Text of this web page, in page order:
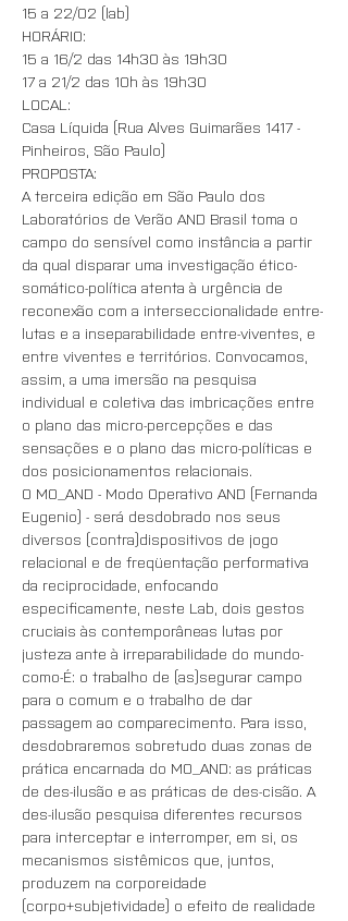
15 a 22/02 (lab)
HORÁRIO:
15 a 16/2 das 14h30 às 19h30
17 a 21/2 das 10h às 19h30
LOCAL:
Casa Líquida (Rua Alves Guimarães 1417 -
Pinheiros, São Paulo)
PROPOSTA:
A terceira edição em São Paulo dos
Laboratórios de Verão AND Brasil toma o
campo do sensível como instância a partir
da qual disparar uma investigação ético-
somático-política atenta à urgência de
reconexão com a interseccionalidade entre-
lutas e a inseparabilidade entre-viventes, e
entre viventes e territórios. Convocamos,
assim, a uma imersão na pesquisa
individual e coletiva das imbricações entre
o plano das micro-percepções e das
sensações e o plano das micro-políticas e
dos posicionamentos relacionais.
O MO_AND - Modo Operativo AND (Fernanda
Eugenio) - será desdobrado nos seus
diversos (contra)dispositivos de jogo
relacional e de freqüentação performativa
da reciprocidade, enfocando
especificamente, neste Lab, dois gestos
cruciais às contemporâneas lutas por
justeza ante à irreparabilidade do mundo-
como-É: o trabalho de (as)segurar campo
para o comum e o trabalho de dar
passagem ao comparecimento. Para isso,
desdobraremos sobretudo duas zonas de
prática encarnada do MO_AND: as práticas
de des-ilusão e as práticas de des-cisão. A
des-ilusão pesquisa diferentes recursos
para interceptar e interromper, em si, os
mecanismos sistêmicos que, juntos,
produzem na corporeidade
(corpo+subjetividade) o efeito de realidade